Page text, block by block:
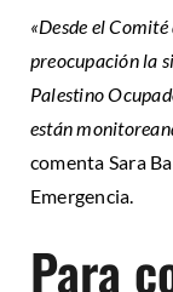
«Desde el
preocupación la
Palestino
están
comenta Sara
Emergencia.
Para